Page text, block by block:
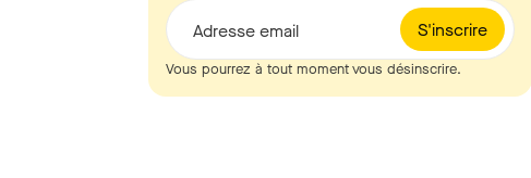
S'inscrire
Adresse email
Vous pourrez à tout moment vous désinscrire.